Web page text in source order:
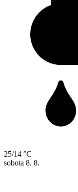
25/14 °C
sobota 8. 8.